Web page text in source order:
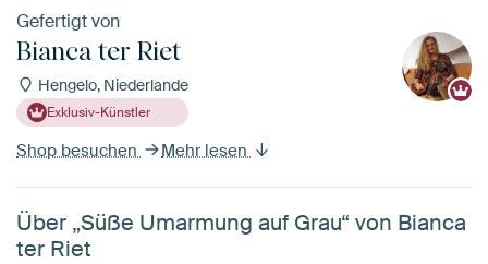
Gefertigt von
Bianca ter Riet
Hengelo, Niederlande
Exklusiv-Künstler
Shop besuchen Mehr lesen
Über „Süße Umarmung auf Grau“ von Bianca
ter Riet